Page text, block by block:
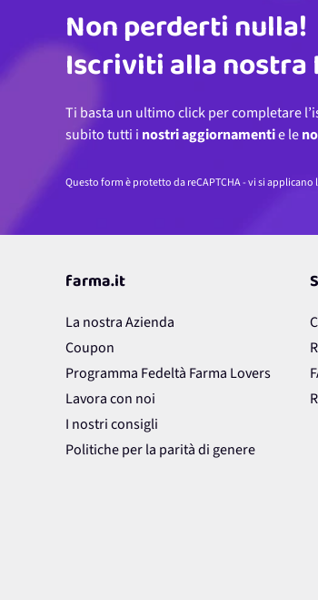
Indirizzo email
Non perderti nulla!
Iscriviti alla
Ti basta un ultimo click per completare
subito tutti i nostri aggiornamentie le
Questo form è protetto da reCAPTCHA - vi si applicano
farma.it
La nostra Azienda
Coupon
Programma Fedeltà Farma Lovers
Lavora con noi
I nostri consigli
Politiche per la parità di genere